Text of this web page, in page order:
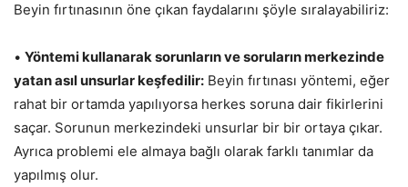
Beyin fırtınasının öne çıkan faydalarını şöyle sıralayabiliriz:
• Yöntemi kullanarak sorunların ve soruların merkezinde
yatan asıl unsurlar keşfedilir: Beyin fırtınası yöntemi, eğer
rahat bir ortamda yapılıyorsa herkes soruna dair fikirlerini
saçar. Sorunun merkezindeki unsurlar bir bir ortaya çıkar.
Ayrıca problemi ele almaya bağlı olarak farklı tanımlar da
yapılmış olur.